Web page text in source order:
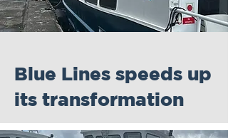
Blue Lines speeds up
its transformation